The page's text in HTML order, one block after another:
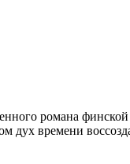
романа
дух времени